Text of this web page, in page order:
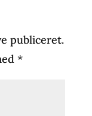
publiceret.
*